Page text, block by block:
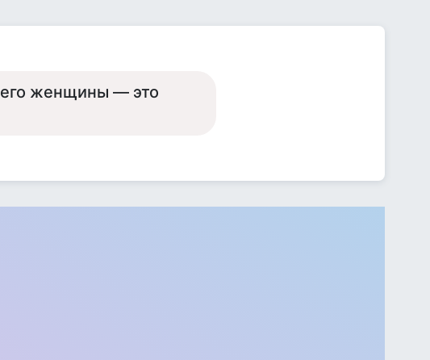
его женщины — это